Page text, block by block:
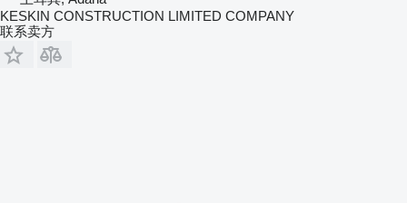
KESKIN CONSTRUCTION LIMITED COMPANY
联系卖方